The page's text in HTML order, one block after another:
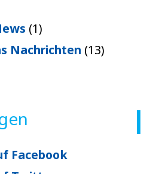
(1)
Nachrichten (13)
Facebook